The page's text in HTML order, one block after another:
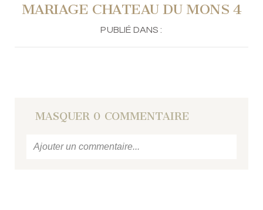
MARIAGE CHATEAU DU MONS 4
PUBLIÉ DANS :
MASQUER 0 COMMENTAIRE
Ajouter un commentaire...